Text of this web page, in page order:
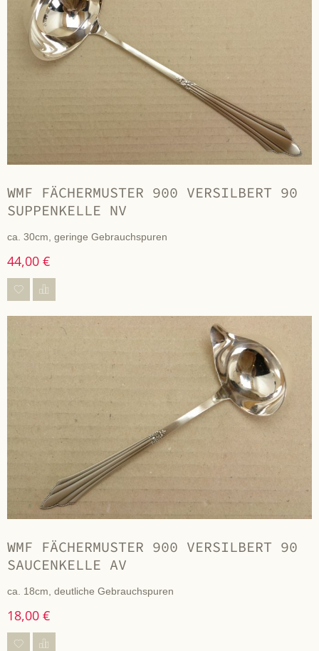
WMF FÄCHERMUSTER 900 VERSILBERT 90
SUPPENKELLE NV
ca. 30cm, geringe Gebrauchspuren
44,00 €
WMF FÄCHERMUSTER 900 VERSILBERT 90
SAUCENKELLE AV
ca. 18cm, deutliche Gebrauchspuren
18,00 €